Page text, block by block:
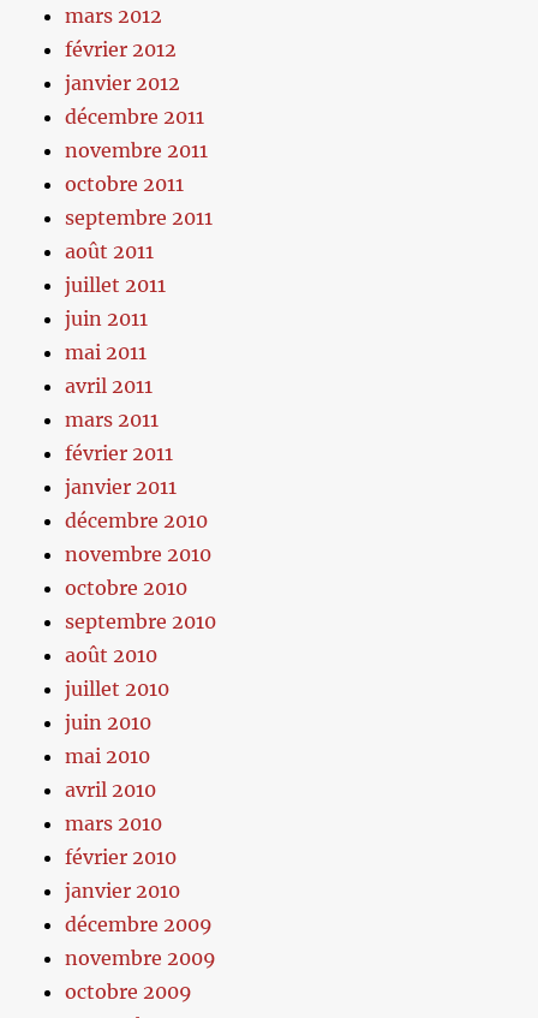
mars 2012
février 2012
janvier 2012
décembre 2011
novembre 2011
octobre 2011
septembre 2011
août 2011
juillet 2011
juin 2011
mai 2011
avril 2011
mars 2011
février 2011
janvier 2011
décembre 2010
novembre 2010
octobre 2010
septembre 2010
août 2010
juillet 2010
juin 2010
mai 2010
avril 2010
mars 2010
février 2010
janvier 2010
décembre 2009
novembre 2009
octobre 2009